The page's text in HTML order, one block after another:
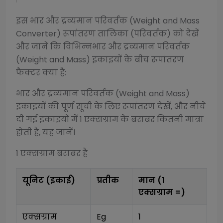
इस भार और द्रव्यमान परिवर्तक (Weight and Mass
Converter) रूपांतरण तालिका (परिवर्तक) को देखें
और जानें कि विभिन्नभार और द्रव्यमान परिवर्तक
(Weight and Mass) इकाइयों के बीच रूपांतरण
फैक्टर क्या हैं:
भार और द्रव्यमान परिवर्तक (Weight and Mass)
इकाइयों की पूर्ण सूची के लिए रूपांतरण देखें, और नीचे
दी गई इकाइयों में 1 एक्सग्रामके बराबर कितनी मात्रा
होती है, यह जानें।
1 एक्सग्रामबराबर है
यूनिट (इकाई) प्रतीक
मान (1
एक्सग्राम =)
एक्सग्राम Eg 1